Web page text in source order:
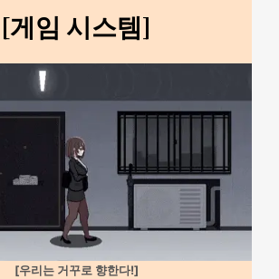
[게임 시스템]
[우리는 거꾸로 향한다!]